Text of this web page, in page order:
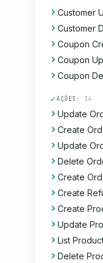
Customer
Customer
Coupon
Coupon
Coupon
AÇÕES · 14
Update
Create
Update
Delete
Create
Create
Create
Update
List
Delete